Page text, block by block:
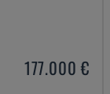
177.000 €